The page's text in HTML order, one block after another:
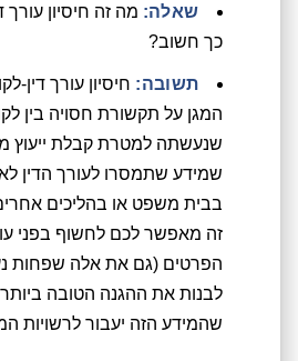
שאלה: מה זה חיסיון עורך
כך חשוב?
תשובה: חיסיון עורך דין-
המגן על תקשורת חסויה בין
שנעשתה למטרת קבלת ייעוץ
שמידע שתמסרו לעורך הדין
בבית משפט או בהליכים
זה מאפשר לכם לחשוף בפני
הפרטים (גם את אלה שפחות
לבנות את ההגנה הטובה
שהמידע הזה יעבור לרשויות